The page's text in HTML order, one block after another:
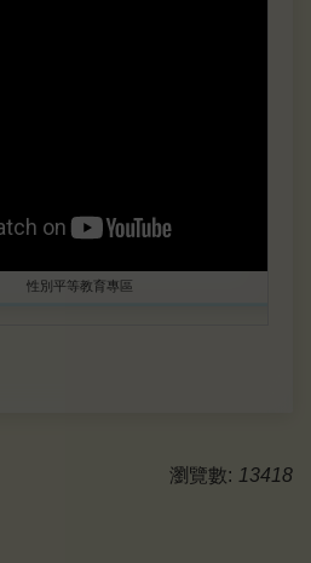
性別平等教育專區
瀏覽數: 13418